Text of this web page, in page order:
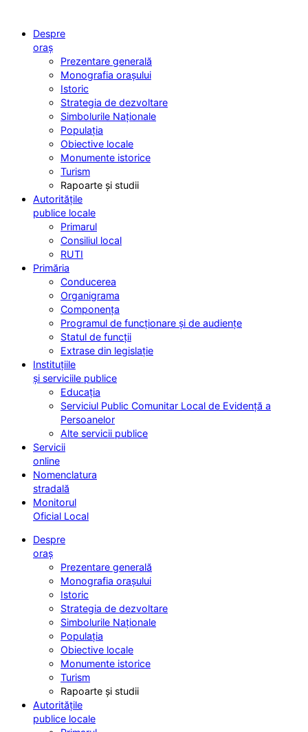
Despre
oraș
Prezentare generală
Monografia orașului
Istoric
Strategia de dezvoltare
Simbolurile Naționale
Populația
Obiective locale
Monumente istorice
Turism
Rapoarte și studii
Autoritățile
publice locale
Primarul
Consiliul local
RUTI
Primăria
Conducerea
Organigrama
Componența
Programul de funcționare și de audiențe
Statul de funcții
Extrase din legislație
Instituțiile
și serviciile publice
Educația
Serviciul Public Comunitar Local de Evidență a
Persoanelor
Alte servicii publice
Servicii
online
Nomenclatura
stradală
Monitorul
Oficial Local
Despre
oraș
Prezentare generală
Monografia orașului
Istoric
Strategia de dezvoltare
Simbolurile Naționale
Populația
Obiective locale
Monumente istorice
Turism
Rapoarte și studii
Autoritățile
publice locale